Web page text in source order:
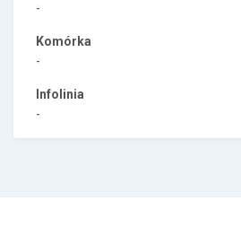
-
Komórka
-
Infolinia
-